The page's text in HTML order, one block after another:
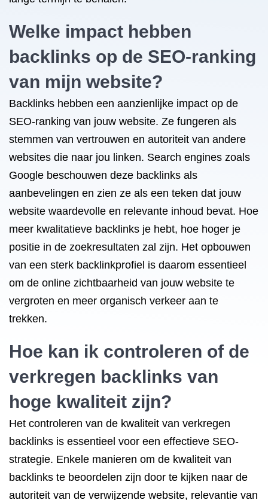
Welke impact hebben
backlinks op de SEO-ranking
van mijn website?
Backlinks hebben een aanzienlijke impact op de
SEO-ranking van jouw website. Ze fungeren als
stemmen van vertrouwen en autoriteit van andere
websites die naar jou linken. Search engines zoals
Google beschouwen deze backlinks als
aanbevelingen en zien ze als een teken dat jouw
website waardevolle en relevante inhoud bevat. Hoe
meer kwalitatieve backlinks je hebt, hoe hoger je
positie in de zoekresultaten zal zijn. Het opbouwen
van een sterk backlinkprofiel is daarom essentieel
om de online zichtbaarheid van jouw website te
vergroten en meer organisch verkeer aan te
trekken.
Hoe kan ik controleren of de
verkregen backlinks van
hoge kwaliteit zijn?
Het controleren van de kwaliteit van verkregen
backlinks is essentieel voor een effectieve SEO-
strategie. Enkele manieren om de kwaliteit van
backlinks te beoordelen zijn door te kijken naar de
autoriteit van de verwijzende website, relevantie van